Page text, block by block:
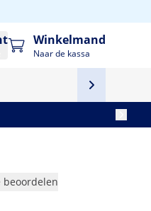
Winkelmand
Naar de kassa
beoordelen